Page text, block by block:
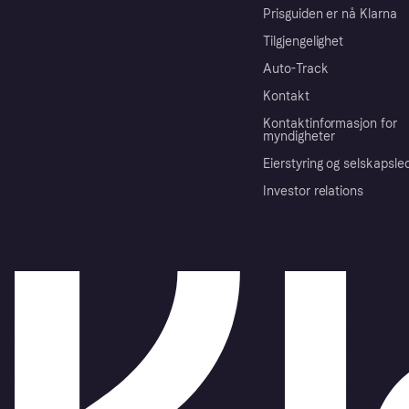
Prisguiden er nå Klarna
Tilgjengelighet
Auto-Track
Kontakt
Kontaktinformasjon for
myndigheter
Eierstyring og
Investor relations